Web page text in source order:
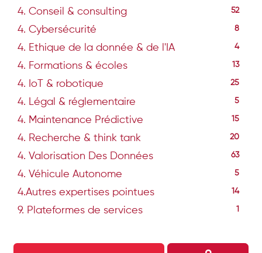
4. Conseil & consulting 52
4. Cybersécurité 8
4. Ethique de la donnée & de l'IA 4
4. Formations & écoles 13
4. IoT & robotique 25
4. Légal & réglementaire 5
4. Maintenance Prédictive 15
4. Recherche & think tank 20
4. Valorisation Des Données 63
4. Véhicule Autonome 5
4.Autres expertises pointues 14
9. Plateformes de services